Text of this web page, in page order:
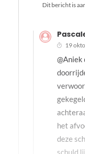
Dit bericht is
19
@Aniek
het
deze
schuld